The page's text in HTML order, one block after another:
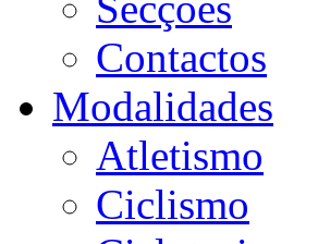
Contactos
Modalidades
Atletismo
Ciclismo